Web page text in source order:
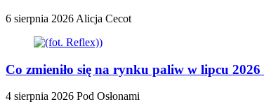
6 sierpnia 2026 Alicja Cecot
Co zmieniło się na rynku paliw w lipcu
4 sierpnia 2026 Pod Osłonami